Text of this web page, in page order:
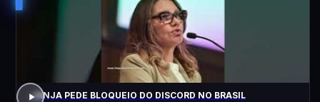
JANJA PEDE BLOQUEIO DO DISCORD NO BRASIL